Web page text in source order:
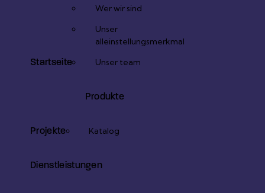
Startseite
Wer wir sind
Unser
alleinstellungsmerkmal
Unser team
Projekte
Produkte
Katalog
Dienstleistungen